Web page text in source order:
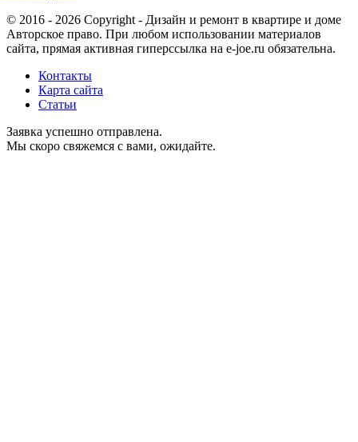
© 2016 - 2026 Copyright - Дизайн и ремонт в квартире и доме
Авторское право. При любом использовании материалов
сайта, прямая активная гиперссылка на e-joe.ru обязательна.
Контакты
Карта сайта
Статьи
Заявка успешно отправлена.
Мы скоро свяжемся с вами, ожидайте.